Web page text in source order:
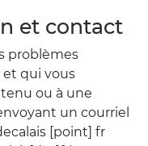
et contact
problèmes
qui vous
ou à une
un courriel
[point] fr